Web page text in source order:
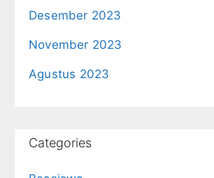
Desember 2023
November 2023
Agustus 2023
Categories